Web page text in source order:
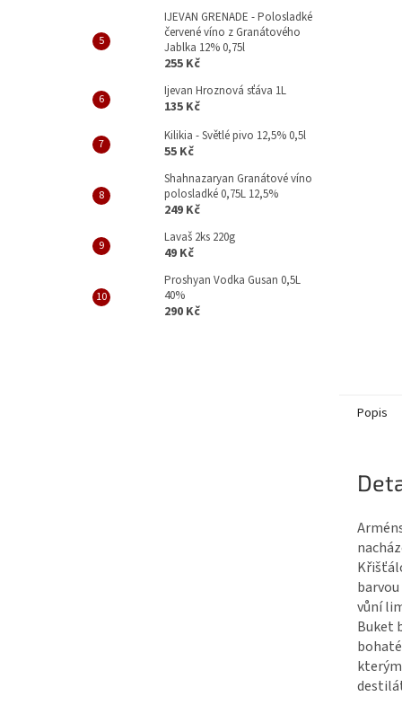
IJEVAN GRENADE - Polosladké
červené víno z Granátového
Jablka 12% 0,75l
255 Kč
Ijevan Hroznová sťáva 1L
135 Kč
Kilikia - Světlé pivo 12,5% 0,5l
55 Kč
Shahnazaryan Granátové víno
polosladké 0,75L 12,5%
249 Kč
Lavaš 2ks 220g
49 Kč
Proshyan Vodka Gusan 0,5L
40%
290 Kč
Popis
vůní
Buket